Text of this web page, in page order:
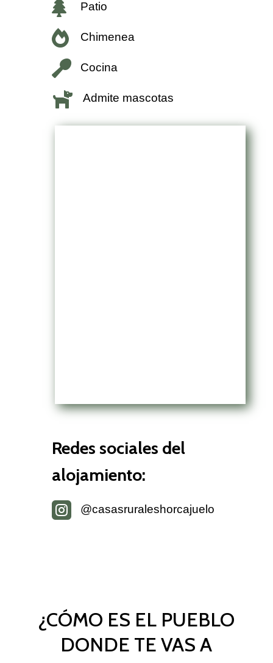
 Patio
 Chimenea
 Cocina
 Admite mascotas
Redes sociales del
alojamiento:
 @casasruraleshorcajuelo
¿CÓMO ES EL PUEBLO
DONDE TE VAS A